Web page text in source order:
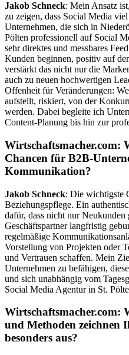
Jakob Schneck: Mein Ansatz
zu zeigen, dass Social Media
Unternehmen, die sich in
Pölten professionell auf Social
sehr direktes und messbares
Kunden beginnen, positiv auf
verstärkt das nicht nur die
auch zu neuen hochwertigen
Offenheit für Veränderungen:
aufstellt, riskiert, von der
werden. Dabei begleite ich
Content-Planung bis hin zur
Wirtschaftsmacher.com:
Chancen für B2B-
Kommunikation?
Jakob Schneck: Die wichtigste
Beziehungspflege. Ein
dafür, dass nicht nur Neukunden
Geschäftspartner langfristig
regelmäßige
Vorstellung von Projekten oder
und Vertrauen schaffen. Mein
Unternehmen zu befähigen,
und sich unabhängig vom
Social Media Agentur in St.
Wirtschaftsmacher.com:
und Methoden zeichnen
besonders aus?